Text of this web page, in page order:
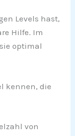
Levels hast,
Hilfe. Im
optimal
kennen, die
von